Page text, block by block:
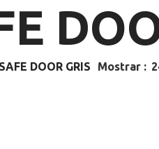
DOOR GRIS Mostrar